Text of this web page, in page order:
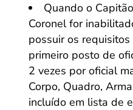
Quando o
Coronel for
possuir os
primeiro posto de
2 vezes por oficial
Corpo, Quadro,
incluído em lista de